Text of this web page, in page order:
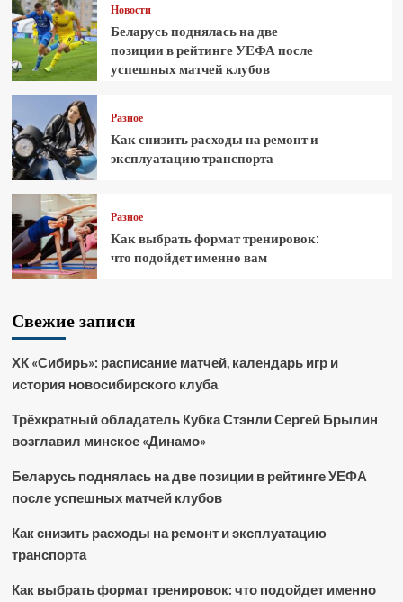
Новости
Беларусь поднялась на две
позиции в рейтинге УЕФА после
успешных матчей клубов
Разное
Как снизить расходы на ремонт и
эксплуатацию транспорта
Разное
Как выбрать формат тренировок:
что подойдет именно вам
Свежие записи
ХК «Сибирь»: расписание матчей, календарь игр и
история новосибирского клуба
Трёхкратный обладатель Кубка Стэнли Сергей Брылин
возглавил минское «Динамо»
Беларусь поднялась на две позиции в рейтинге УЕФА
после успешных матчей клубов
Как снизить расходы на ремонт и эксплуатацию
транспорта
Как выбрать формат тренировок: что подойдет именно